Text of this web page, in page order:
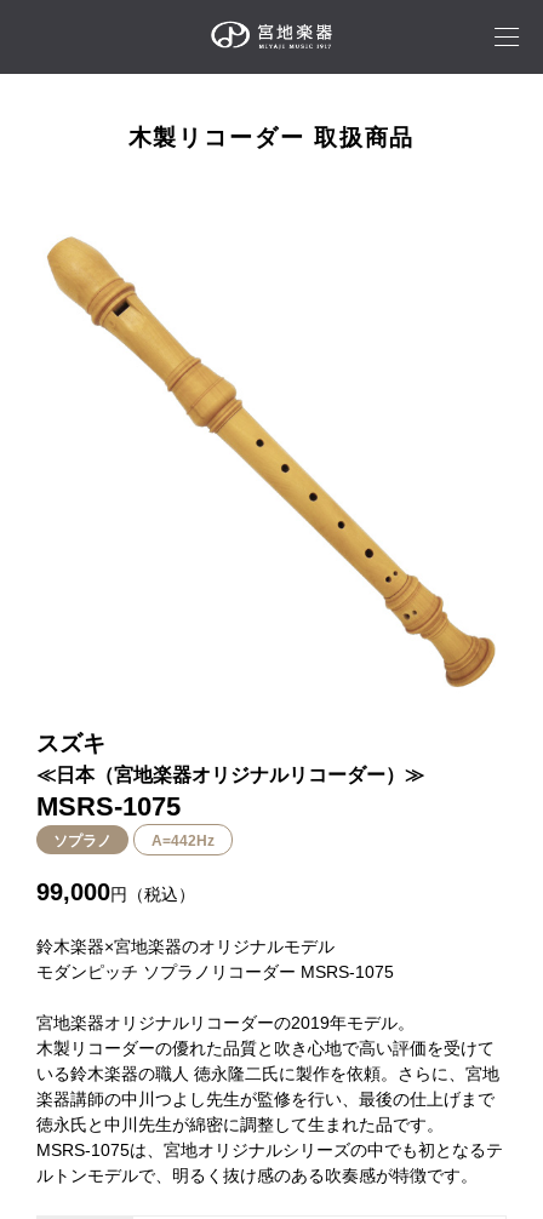
木製リコーダー 取扱商品
スズキ
≪日本（宮地楽器オリジナルリコーダー）≫
MSRS-1075
ソプラノ A=442Hz
99,000円（税込）
鈴木楽器×宮地楽器のオリジナルモデル
モダンピッチ ソプラノリコーダー MSRS-1075
宮地楽器オリジナルリコーダーの2019年モデル。
木製リコーダーの優れた品質と吹き心地で高い評価を受けて
いる鈴木楽器の職人 徳永隆二氏に製作を依頼。さらに、宮地
楽器講師の中川つよし先生が監修を行い、最後の仕上げまで
徳永氏と中川先生が綿密に調整して生まれた品です。
MSRS-1075は、宮地オリジナルシリーズの中でも初となるテ
ルトンモデルで、明るく抜け感のある吹奏感が特徴です。